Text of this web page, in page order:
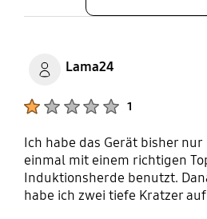
Lama24
1
Ich habe das Gerät bisher nur
einmal mit einem richtigen
Induktionsherde benutzt.
habe ich zwei tiefe Kratzer